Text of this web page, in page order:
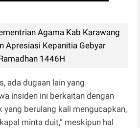
Agama Kab Karawang
Apresiasi Kepanitia Gebyar
1446H
ada dugaan lain yang
insiden ini berkaitan dengan
yang berulang kali mengucapkan,
minta duit,” meskipun hal